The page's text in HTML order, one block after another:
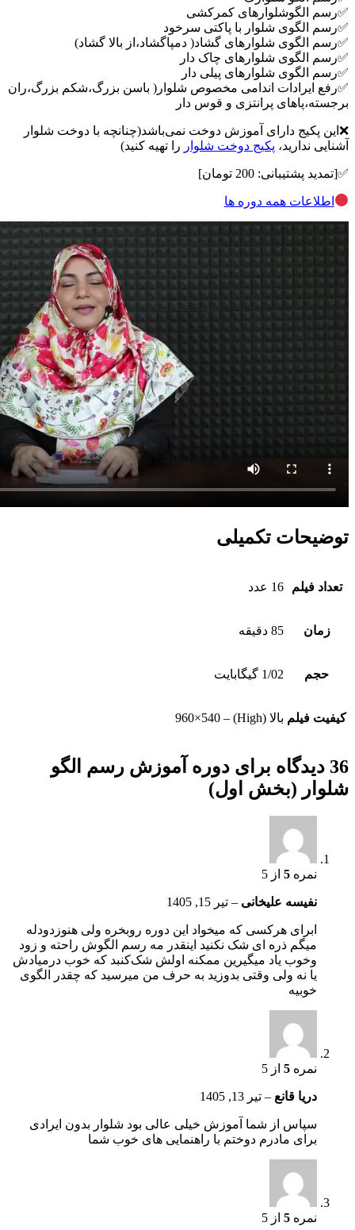
✅رسم الگوشلوارهای کمرکشی
✅رسم الگوی شلوار با پاکتی سرخود
✅رسم الگوی شلوارهای گشاد( دمپاگشاد،از بالا گشاد)
✅رسم الگوی شلوارهای چاک دار
✅رسم الگوی شلوارهای پیلی دار
✅رفع ایرادات اندامی مخصوص شلوار( باسن بزرگ،شکم بزرگ،ران
برجسته،پاهای پرانتزی و قوس دار
❌این پکیج دارای آموزش دوخت نمی‌باشد(چنانچه با دوخت شلوار
آشنایی ندارید، پکیج دوخت شلوار را تهیه کنید)
✅[تمدید پشتیبانی: 200 تومان]
اطلاعات همه دوره ها
توضیحات تکمیلی
تعداد فیلم 16 عدد
زمان 85 دقیقه
حجم 1/02 گیگابایت
کیفیت فیلم بالا (High) – 960×540
36 دیدگاه برای
دوره آموزش رسم الگو
شلوار (بخش اول)
نمره 5 از 5
نفیسه علیخانی – تیر 15, 1405
ابرای هرکسی که میخواد این دوره رو‌بخره ولی هنوز‌دودله
میگم ذره ای شک نکنید اینقدر مه رسم الگوش راحته و زود
و‌خوب یاد میگیرین ممکنه اولش شک‌کنبد که خوب درمیادش
یا نه ولی وقتی بدوزید به حرف من میرسید که چقدر الگوی
خوبیه
نمره 5 از 5
دریا قانع – تیر 13, 1405
سپاس از شما آموزش خیلی عالی بود شلوار بدون ایرادی
برای مادرم دوختم با راهنمایی های خوب شما
نمره 5 از 5